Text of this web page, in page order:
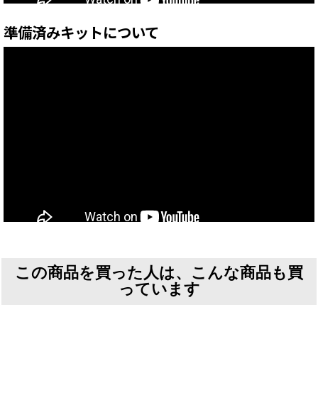
準備済みキットについて
この商品を買った人は、こんな商品も買
っています